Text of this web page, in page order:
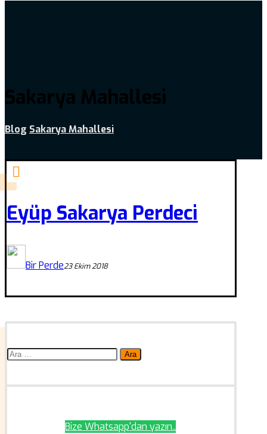
Sakarya Mahallesi
Blog Sakarya Mahallesi
Eyüp Sakarya Perdeci
Bir Perde23 Ekim 2018
Arama:
Bize Whatsapp'dan yazın..